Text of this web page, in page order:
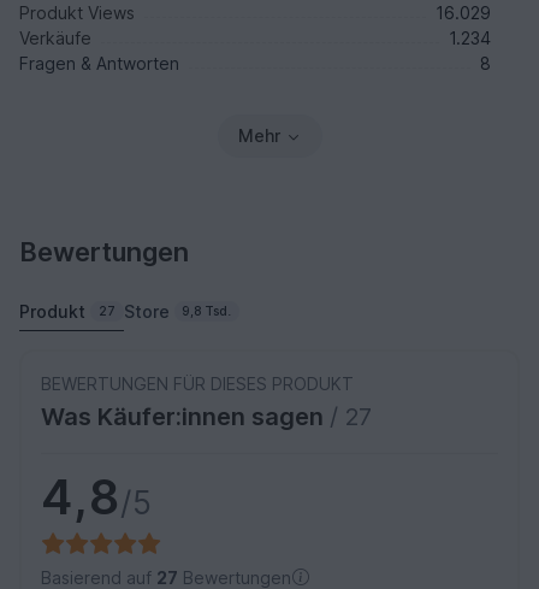
Produkt Views
16.029
Verkäufe
1.234
Fragen & Antworten
8
Mehr
Bewertungen
Produkt 27 Store 9,8 Tsd.
BEWERTUNGEN FÜR DIESES PRODUKT
Was Käufer:innen sagen / 27
4,8/5
Basierend auf 27 Bewertungen